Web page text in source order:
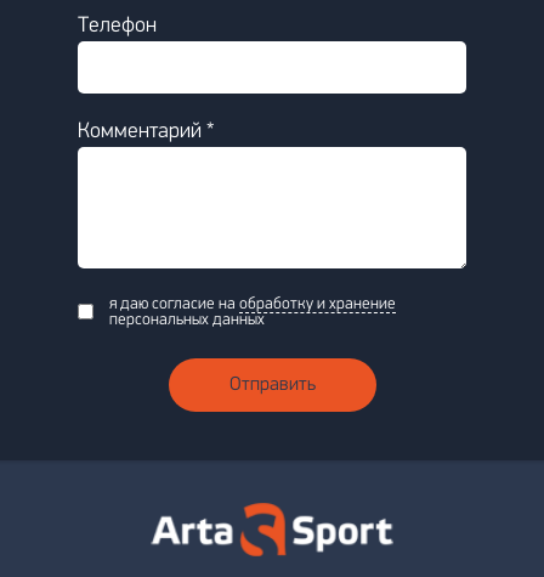
Телефон
Комментарий *
я даю согласие на обработку и хранение
персональных данных
Отправить